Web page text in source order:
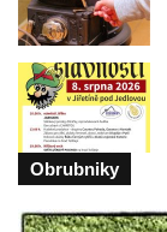
Obrubniky